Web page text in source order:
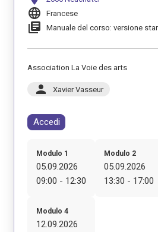
language Francese
library_books Manuale del corso: versione
Association La Voie des arts
person Xavier Vasseur
Accedi
Modulo 1
05.09.2026
09:00 - 12:30
Modulo 2
05.09.2026
13:30 - 17:00
Modulo 4
12.09.2026